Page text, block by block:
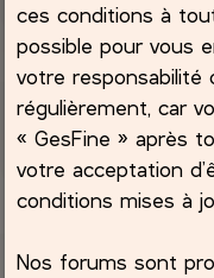
ces conditions à
possible pour vous
votre responsabilité
régulièrement, car
« GesFine » après
votre acceptation
conditions mises à
Nos forums sont